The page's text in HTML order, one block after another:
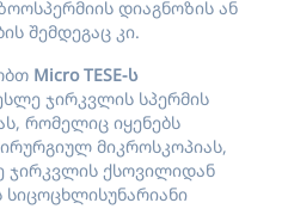
დიაგნოზის ან
შემდეგაც კი.
Micro TESE-ს
ჯირკვლის სპერმის
რომელიც იყენებს
მიკროსკოპიას,
ქსოვილიდან